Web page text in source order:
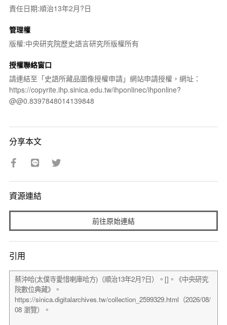
責任日期:順治13年2月?日
管理權
版權:中央研究院歷史語言研究所版權所有
授權聯絡窗口
請連結至「史語所藏品圖像授權申請」網站申請授權，網址：
https://copyrite.ihp.sinica.edu.tw/ihponlinec/ihponline?
@@0.8397848014139848
分享本文
資源連結
前往原始連結
引用